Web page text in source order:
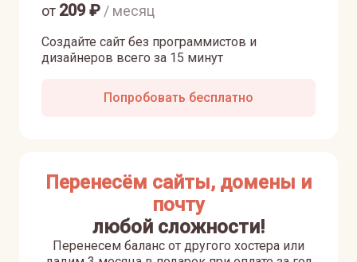
Создайте сайт без программистов и
дизайнеров всего за 15 минут
от 209₽ / месяц
Попробовать бесплатно
Перенесём сайты, домены и
почту
любой сложности!
Перенесем баланс от другого хостера или